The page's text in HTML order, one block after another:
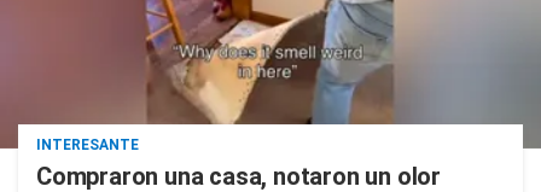
INTERESANTE
Compraron una casa, notaron un olor